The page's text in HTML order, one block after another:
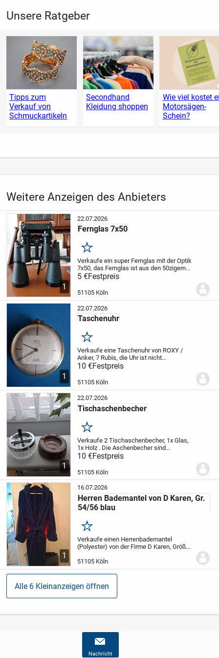
Unsere Ratgeber
Tipps zum
Verkauf von
Schmuckartikeln
Secondhand
Kleidung shoppen
Wie viel kostet
Motorsägen-
Schein?
Nachricht
Weitere Anzeigen des Anbieters
1
22.07.2026
Fernglas 7x50
Merken
Verkaufe ein super Fernglas mit der Optik
7x50, das Fernglas ist aus den 50zigern
Jahren.Bitte nur Abholung
5 €Festpreis
51105 Köln
1
22.07.2026
Taschenuhr
Merken
Verkaufe eine Taschenuhr von ROXY /
Anker, 7 Rubis, die Uhr ist nicht
beschädigt und hat einen Handaufzug.
für Selbstabholer
10 €Festpreis
51105 Köln
1
22.07.2026
Tischaschenbecher
Merken
Verkaufe 2 Tischaschenbecher, 1x Glas,
1x Holz . Die Aschenbecher sind
gebraucht aber in einem sehr guten
Bitte nur für Selbstabholer.
10 €Festpreis
51105 Köln
1
16.07.2026
Herren Bademantel von D Karen, Gr.
54/56 blau
Merken
Verkaufe einen Herrenbademantel
(Polyester) von der Firme D Karen, Größe
Selbstabholer.
51105 Köln
Alle 6 Kleinanzeigen öffnen